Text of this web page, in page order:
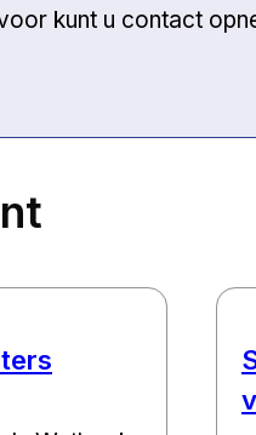
kunt u contact